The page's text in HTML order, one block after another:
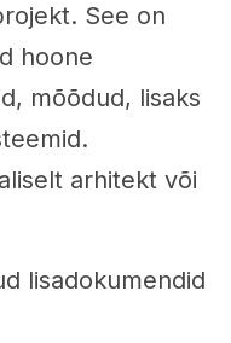
See on
hoone
mõõdud, lisaks
arhitekt või
lisadokumendid